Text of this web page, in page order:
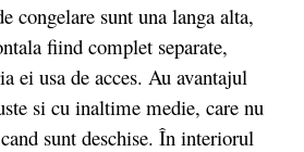
congelare sunt una langa alta,
fiind complet separate,
ei usa de acces. Au avantajul
si cu inaltime medie, care nu
sunt deschise. În interiorul